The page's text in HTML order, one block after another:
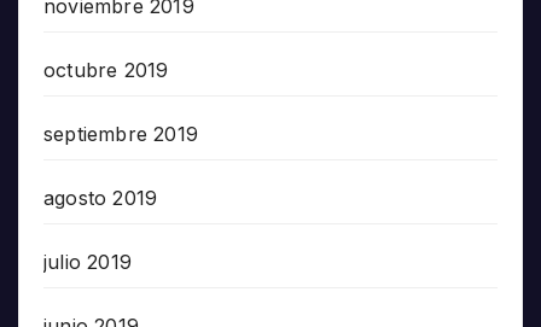
noviembre 2019
octubre 2019
septiembre 2019
agosto 2019
julio 2019